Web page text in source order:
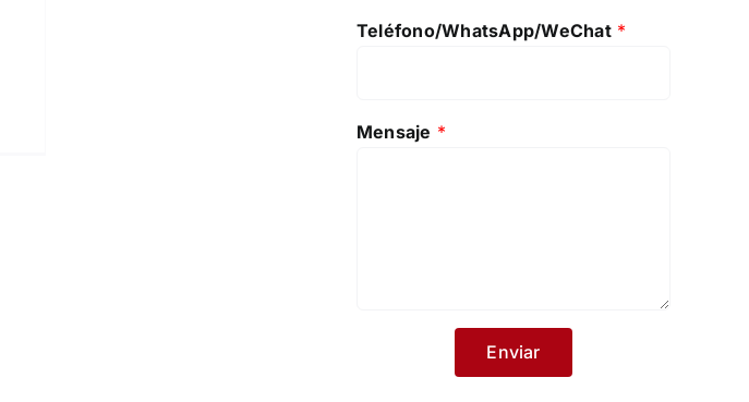
Teléfono/WhatsApp/WeChat *
Mensaje *